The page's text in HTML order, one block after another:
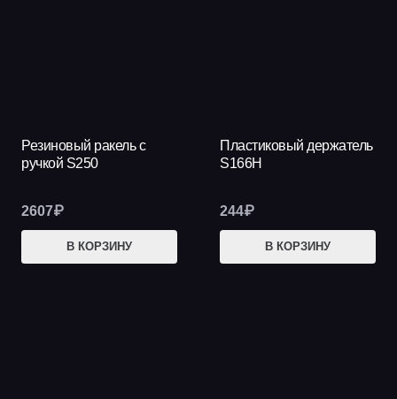
Резиновый ракель с
ручкой S250
2607₽
В КОРЗИНУ
Пластиковый держатель
S166H
244₽
В КОРЗИНУ